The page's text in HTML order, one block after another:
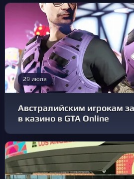
29 июля
Австралийским игрокам
в казино в GTA Online